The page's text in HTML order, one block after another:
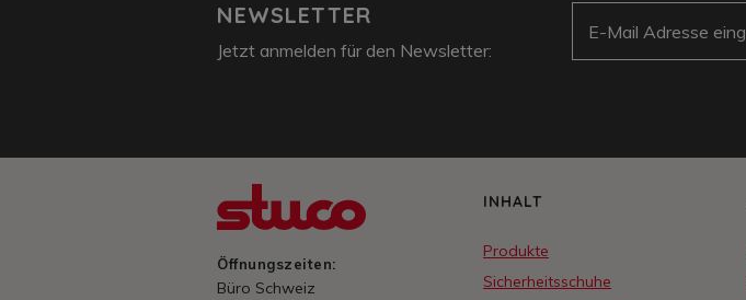
NEWSLETTER
Jetzt anmelden für den Newsletter:
Öffnungszeiten:
Büro Schweiz
INHALT
Produkte
Sicherheitsschuhe